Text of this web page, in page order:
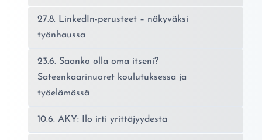
27.8. LinkedIn-perusteet – näkyväksi
työnhaussa
23.6. Saanko olla oma itseni?
Sateenkaarinuoret koulutuksessa ja
työelämässä
10.6. AKY: Ilo irti yrittäjyydestä